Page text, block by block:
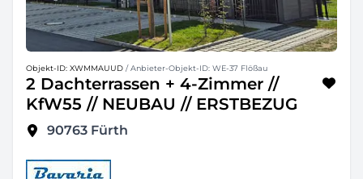
Objekt-ID: XWMMAUUD / Anbieter-Objekt-ID: WE-37 Flößau
2 Dachterrassen + 4-Zimmer //
KfW55 // NEUBAU // ERSTBEZUG
90763 Fürth